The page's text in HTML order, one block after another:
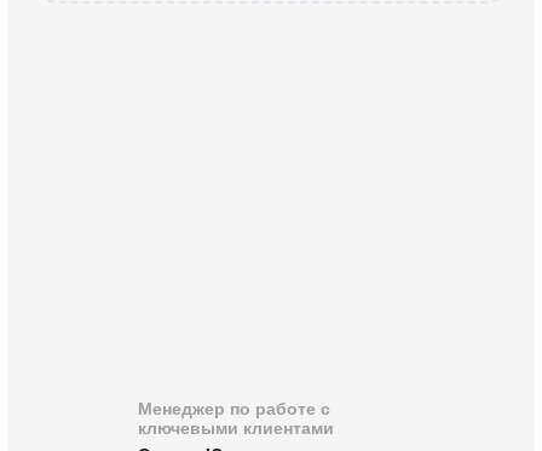
Менеджер по работе с
ключевыми клиентами